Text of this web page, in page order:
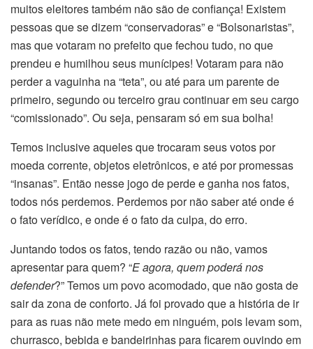
muitos eleitores também não são de confiança! Existem
pessoas que se dizem “conservadoras” e “Bolsonaristas”,
mas que votaram no prefeito que fechou tudo, no que
prendeu e humilhou seus munícipes! Votaram para não
perder a vaguinha na “teta”, ou até para um parente de
primeiro, segundo ou terceiro grau continuar em seu cargo
“comissionado”. Ou seja, pensaram só em sua bolha!
Temos inclusive aqueles que trocaram seus votos por
moeda corrente, objetos eletrônicos, e até por promessas
“insanas”. Então nesse jogo de perde e ganha nos fatos,
todos nós perdemos. Perdemos por não saber até onde é
o fato verídico, e onde é o fato da culpa, do erro.
Juntando todos os fatos, tendo razão ou não, vamos
apresentar para quem? “E agora, quem poderá nos
defender?” Temos um povo acomodado, que não gosta de
sair da zona de conforto. Já foi provado que a história de ir
para as ruas não mete medo em ninguém, pois levam som,
churrasco, bebida e bandeirinhas para ficarem ouvindo em